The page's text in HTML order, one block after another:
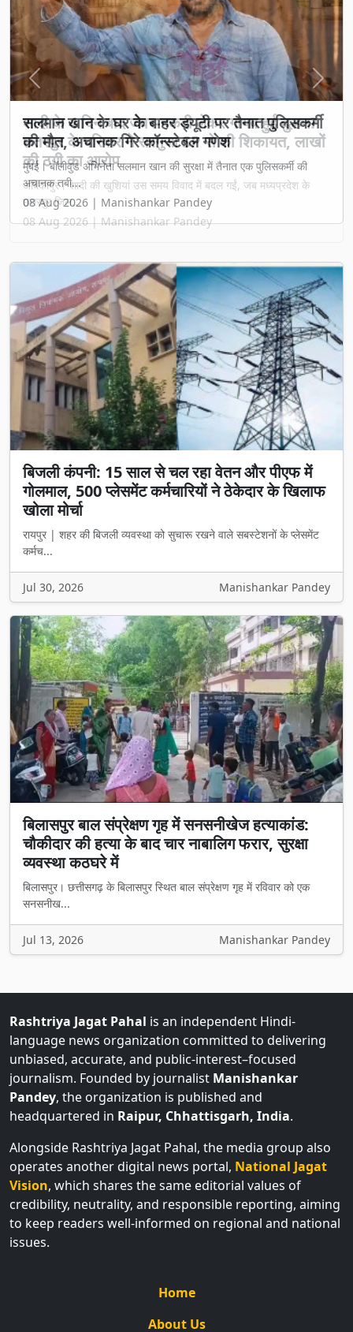
शादी के 4 दिन बाद जेवर-नकदी लेकर गायब हुई दुल्हन?
छतरपुर के परिवार ने सरगुजा SP से की शिकायत, लाखों
की ठगी का आरोप
अंबिकापुर। शादी की खुशियां उस समय विवाद में बदल गईं, जब मध्यप्रदेश के
छतरपुर जिल...
08 Aug 2026 | Manishankar Pandey
Previous Next
बिजली कंपनी: 15 साल से चल रहा वेतन और पीएफ में
गोलमाल, 500 प्लेसमेंट कर्मचारियों ने ठेकेदार के खिलाफ
खोला मोर्चा
रायपुर | शहर की बिजली व्यवस्था को सुचारू रखने वाले सबस्टेशनों के प्लेसमेंट
कर्मच...
Jul 30, 2026 Manishankar Pandey
बिलासपुर बाल संप्रेक्षण गृह में सनसनीखेज हत्याकांड:
चौकीदार की हत्या के बाद चार नाबालिग फरार, सुरक्षा
व्यवस्था कठघरे में
बिलासपुर। छत्तीसगढ़ के बिलासपुर स्थित बाल संप्रेक्षण गृह में रविवार को एक
सनसनीख...
Jul 13, 2026 Manishankar Pandey
Rashtriya Jagat Pahal is an independent Hindi-
language news organization committed to delivering
unbiased, accurate, and public-interest–focused
journalism. Founded by journalist Manishankar
Pandey, the organization is published and
headquartered in Raipur, Chhattisgarh, India.
Alongside Rashtriya Jagat Pahal, the media group also
operates another digital news portal, National Jagat
Vision, which shares the same editorial values of
credibility, neutrality, and responsible reporting, aiming
to keep readers well-informed on regional and national
issues.
Home
About Us